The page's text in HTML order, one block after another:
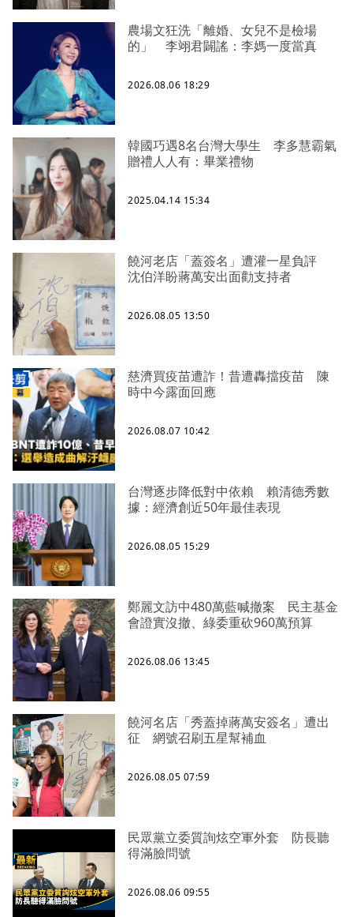
農場文狂洗「離婚、女兒不是檢場
的」 李翊君闢謠：李媽一度當真
2026.08.06 18:29
韓國巧遇8名台灣大學生 李多慧霸氣
贈禮人人有：畢業禮物
2025.04.14 15:34
饒河老店「蓋簽名」遭灌一星負評
沈伯洋盼蔣萬安出面勸支持者
2026.08.05 13:50
慈濟買疫苗遭詐！昔遭轟擋疫苗 陳
時中今露面回應
2026.08.07 10:42
台灣逐步降低對中依賴 賴清德秀數
據：經濟創近50年最佳表現
2026.08.05 15:29
鄭麗文訪中480萬藍喊撤案 民主基金
會證實沒撤、綠委重砍960萬預算
2026.08.06 13:45
饒河名店「秀蓋掉蔣萬安簽名」遭出
征 網號召刷五星幫補血
2026.08.05 07:59
民眾黨立委質詢炫空軍外套 防長聽
得滿臉問號
2026.08.06 09:55